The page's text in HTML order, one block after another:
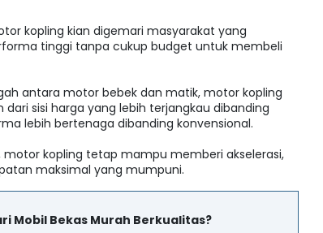
kopling kian digemari masyarakat yang
tinggi tanpa cukup budget untuk membeli
antara motor bebek dan matik, motor kopling
dari sisi harga yang lebih terjangkau dibanding
lebih bertenaga dibanding konvensional.
motor kopling tetap mampu memberi akselerasi,
maksimal yang mumpuni.
Mobil Bekas Murah Berkualitas?